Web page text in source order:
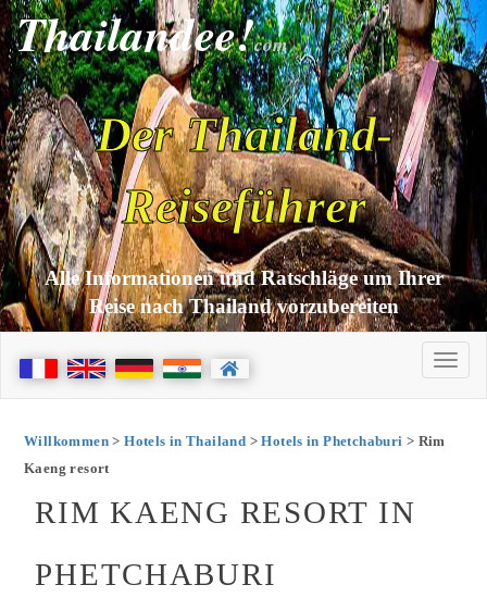
Thailandee!com
Der Thailand-
Reiseführer
Alle Informationen und Ratschläge um Ihrer
Reise nach Thailand vorzubereiten
Willkommen>Hotels in Thailand >Hotels in Phetchaburi > Rim
Kaeng resort
RIM KAENG RESORT IN
PHETCHABURI